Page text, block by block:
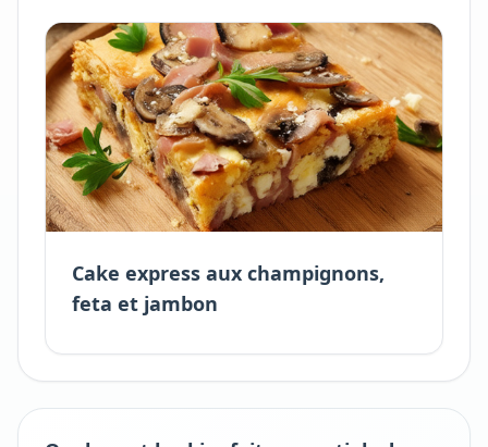
Cake express aux champignons,
feta et jambon